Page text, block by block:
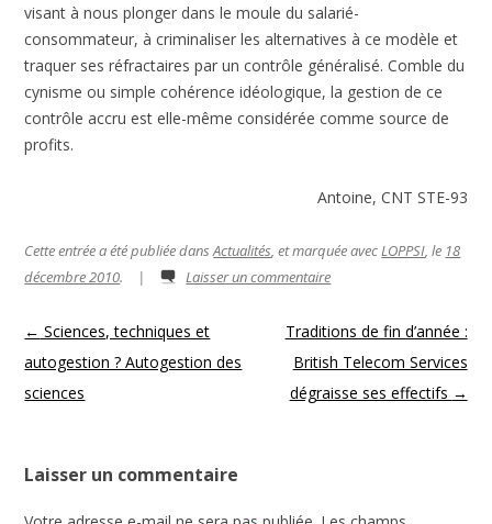
visant à nous plonger dans le moule du salarié-
consommateur, à criminaliser les alternatives à ce modèle et
traquer ses réfractaires par un contrôle généralisé. Comble du
cynisme ou simple cohérence idéologique, la gestion de ce
contrôle accru est elle-même considérée comme source de
profits.
Antoine, CNT STE-93
Cette entrée a été publiée dansActualités, et marquée avecLOPPSI, le 18
décembre 2010. | Laisser un commentaire
Navigation des articles
← Sciences, techniques et
autogestion ? Autogestion des
sciences
Traditions de fin d’année :
British Telecom Services
dégraisse ses effectifs →
Laisser un commentaire